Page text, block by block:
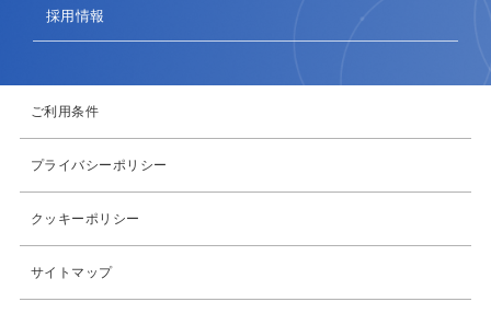
採用情報
ご利用条件
プライバシーポリシー
クッキーポリシー
サイトマップ